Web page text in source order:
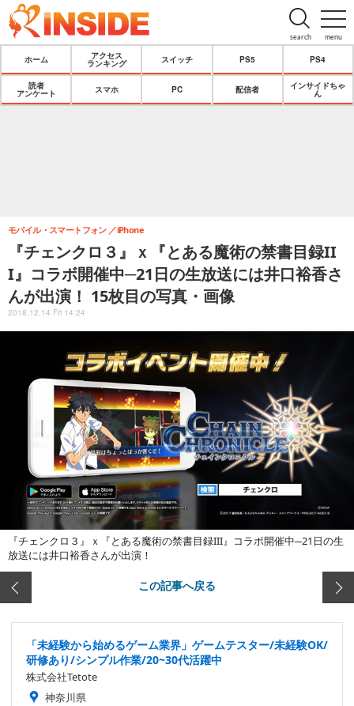
menu
search
ホーム
アクセス
ランキング
スイッチ PS5 PS4
読者
アンケート
スマホ PC 配信者
インサイドちゃ
ん
『チェンクロ３』ｘ『とある魔術の禁書目録II
I』コラボ開催中─21日の生放送には井口裕香さ
んが出演！ 15枚目の写真・画像
モバイル・スマートフォン iPhone
2018.12.14 Fri 14:24
『チェンクロ３』ｘ『とある魔術の禁書目録III』コラボ開催中─21日の生
放送には井口裕香さんが出演！
この記事へ戻る
「未経験から始めるゲーム業界」ゲームテスター/未経験OK/
研修あり/シンプル作業/20~30代活躍中
株式会社Tetote
神奈川県